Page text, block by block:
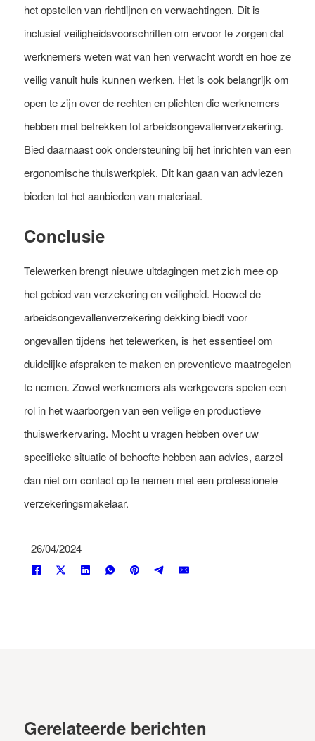
het opstellen van richtlijnen en verwachtingen. Dit is
inclusief veiligheidsvoorschriften om ervoor te zorgen dat
werknemers weten wat van hen verwacht wordt en hoe ze
veilig vanuit huis kunnen werken. Het is ook belangrijk om
open te zijn over de rechten en plichten die werknemers
hebben met betrekken tot arbeidsongevallenverzekering.
Bied daarnaast ook ondersteuning bij het inrichten van een
ergonomische thuiswerkplek. Dit kan gaan van adviezen
bieden tot het aanbieden van materiaal.
Conclusie
Telewerken brengt nieuwe uitdagingen met zich mee op
het gebied van verzekering en veiligheid. Hoewel de
arbeidsongevallenverzekering dekking biedt voor
ongevallen tijdens het telewerken, is het essentieel om
duidelijke afspraken te maken en preventieve maatregelen
te nemen. Zowel werknemers als werkgevers spelen een
rol in het waarborgen van een veilige en productieve
thuiswerkervaring. Mocht u vragen hebben over uw
specifieke situatie of behoefte hebben aan advies, aarzel
dan niet om contact op te nemen met een professionele
verzekeringsmakelaar.
26/04/2024
Gerelateerde berichten